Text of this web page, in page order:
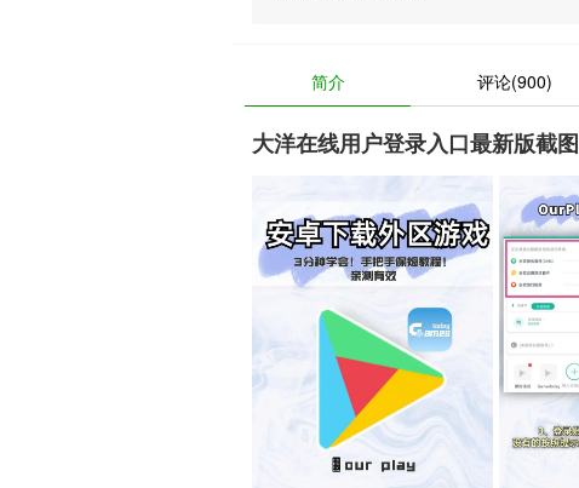
简介 评论(900)
大洋在线用户登录入口最新版截图